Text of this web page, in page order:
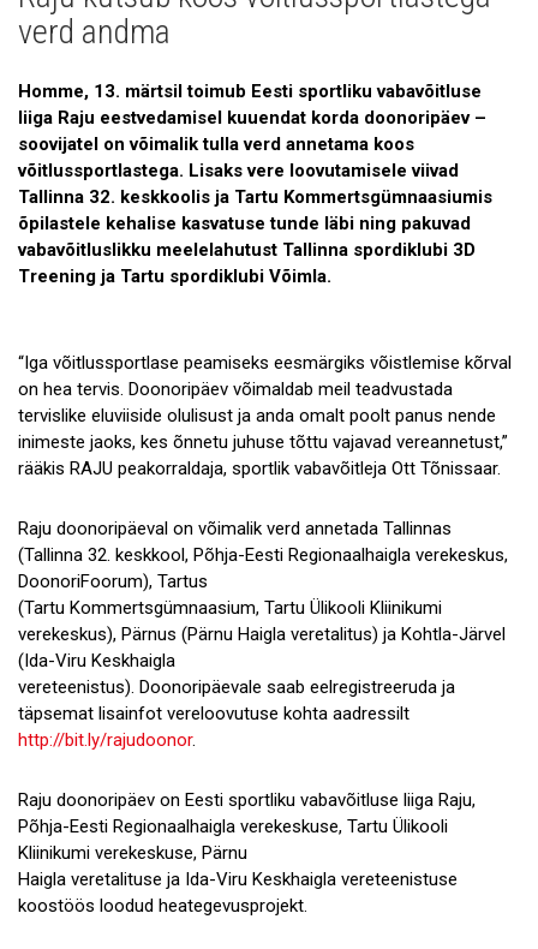
Galerii
Koostöö
Tule tööle!
Tule ekskursioonile!
Andmekaitse
verd andma
Homme, 13. märtsil toimub Eesti sportliku vabavõitluse
liiga Raju eestvedamisel kuuendat korda doonoripäev –
soovijatel on võimalik tulla verd annetama koos
võitlussportlastega. Lisaks vere loovutamisele viivad
Tallinna 32. keskkoolis ja Tartu Kommertsgümnaasiumis
õpilastele kehalise kasvatuse tunde läbi ning pakuvad
vabavõitluslikku meelelahutust Tallinna spordiklubi 3D
Treening ja Tartu spordiklubi Võimla.
“Iga võitlussportlase peamiseks eesmärgiks võistlemise kõrval
on hea tervis. Doonoripäev võimaldab meil teadvustada
tervislike eluviiside olulisust ja anda omalt poolt panus nende
inimeste jaoks, kes õnnetu juhuse tõttu vajavad vereannetust,”
rääkis RAJU peakorraldaja, sportlik vabavõitleja Ott Tõnissaar.
Raju doonoripäeval on võimalik verd annetada Tallinnas
(Tallinna 32. keskkool, Põhja-Eesti Regionaalhaigla verekeskus,
DoonoriFoorum), Tartus
(Tartu Kommertsgümnaasium, Tartu Ülikooli Kliinikumi
verekeskus), Pärnus (Pärnu Haigla veretalitus) ja Kohtla-Järvel
(Ida-Viru Keskhaigla
vereteenistus). Doonoripäevale saab eelregistreeruda ja
täpsemat lisainfot vereloovutuse kohta aadressilt
http://bit.ly/rajudoonor.
Raju doonoripäev on Eesti sportliku vabavõitluse liiga Raju,
Põhja-Eesti Regionaalhaigla verekeskuse, Tartu Ülikooli
Kliinikumi verekeskuse, Pärnu
Haigla veretalituse ja Ida-Viru Keskhaigla vereteenistuse
koostöös loodud heategevusprojekt.